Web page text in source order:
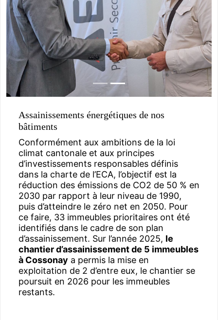
Assainissements énergétiques de nos
bâtiments
Conformément aux ambitions de la loi
climat cantonale et aux principes
d’investissements responsables définis
dans la charte de l’ECA, l’objectif est la
réduction des émissions de CO2 de 50 % en
2030 par rapport à leur niveau de 1990,
puis d’atteindre le zéro net en 2050. Pour
ce faire, 33 immeubles prioritaires ont été
identifiés dans le cadre de son plan
d’assainissement. Sur l’année 2025, le
chantier d’assainissement de 5 immeubles
à Cossonay a permis la mise en
exploitation de 2 d’entre eux, le chantier se
poursuit en 2026 pour les immeubles
restants.